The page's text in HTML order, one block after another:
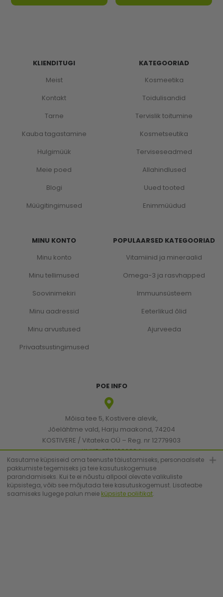
KLIENDITUGI
Meist
Kontakt
Tarne
Kauba tagastamine
Hulgimüük
Meie poed
Blogi
Müügitingimused
MINU KONTO
Minu konto
Minu tellimused
Soovinimekiri
Minu aadressid
Minu arvustused
Privaatsustingimused
KATEGOORIAD
Kosmeetika
Toidulisandid
Tervislik toitumine
Kosmetseutika
Terviseseadmed
Allahindlused
Uued tooted
Enimmüüdud
POPULAARSED KATEGOORIAD
Vitamiinid ja mineraalid
Omega-3 ja rasvhapped
Immuunsüsteem
Eeterlikud õlid
Ajurveeda
POE INFO
Mõisa tee 5, Kostivere alevik,
Jõelähtme vald, Harju maakond, 74204
KOSTIVERE / Vitateka OÜ – Reg. nr 12779903
KMKR: EE101830894
[email protected]
Kasutame küpsiseid oma teenuste täiustamiseks, personaalsete
pakkumiste tegemiseks ja teie kasutuskogemuse
parandamiseks. Kui te ei nõustu allpool olevate valikuliste
küpsistega, võib see mõjutada teie kasutuskogemust. Lisateabe
saamiseks lugege palun meie küpsiste poliitikat.